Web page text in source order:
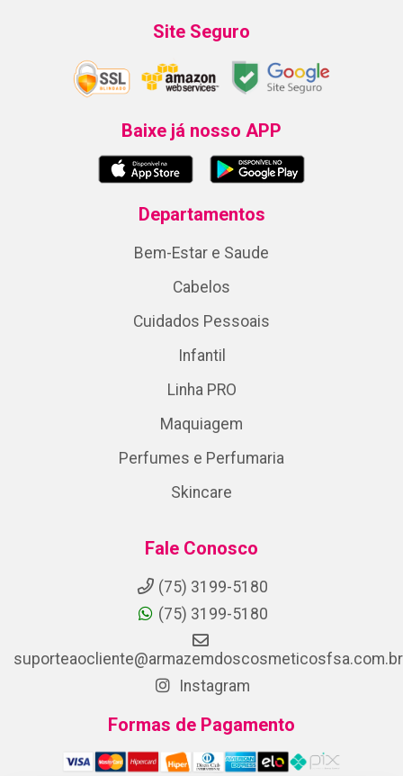
Site Seguro
Baixe já nosso APP
Departamentos
Bem-Estar e Saude
Cabelos
Cuidados Pessoais
Infantil
Linha PRO
Maquiagem
Perfumes e Perfumaria
Skincare
Fale Conosco
(75) 3199-5180
(75) 3199-5180
suporteaocliente@armazemdoscosmeticosfsa.com.br
Instagram
Formas de Pagamento